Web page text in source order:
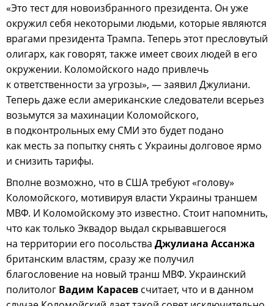
«Это тест для новоизбранного президента. Он уже
окружил себя некоторыми людьми, которые являются
врагами президента Трампа. Теперь этот пресловутый
олигарх, как говорят, также имеет своих людей в его
окружении. Коломойского надо привлечь
к ответственности за угрозы», — заявил Джулиани.
Теперь даже если американские следователи всерьез
возьмутся за махинации Коломойского,
в подконтрольных ему СМИ это будет подано
как месть за попытку снять с Украины долговое ярмо
и снизить тарифы.
Вполне возможно, что в США требуют «голову»
Коломойского, мотивируя власти Украины траншем
МВФ. И Коломойскому это известно. Стоит напомнить,
что как только Эквадор выдал скрывавшегося
на территории его посольства Джулиана Ассанжа
британским властям, сразу же получил
благословение на новый транш МВФ. Украинский
политолог Вадим Карасев считает, что и в данном